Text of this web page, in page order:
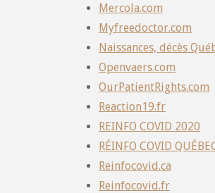
Mercola.com
Myfreedoctor.com
Naissances, décès
Openvaers.com
OurPatientRights.com
Reaction19.fr
REINFO COVID 2020
RÉINFO COVID
Reinfocovid.ca
Reinfocovid.fr